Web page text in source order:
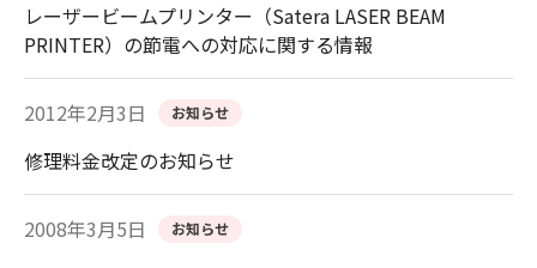
レーザービームプリンター（Satera LASER BEAM
PRINTER）の節電への対応に関する情報
2012年2月3日 お知らせ
修理料金改定のお知らせ
2008年3月5日 お知らせ